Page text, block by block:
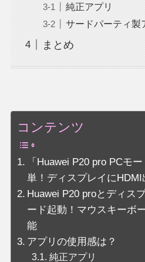
純正アプリ
サードパーティ製
まとめ
コンテンツ
「Huawei P20 pro PCモ
単！ディスプレイにHDMI
Huawei P20 proとディス
ード起動！マウスキーボ
能
アプリの使用感は？
純正アプリ